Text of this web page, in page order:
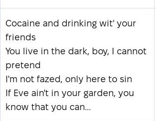
Cocaine and drinking wit' your
friends
You live in the dark, boy, I cannot
pretend
I'm not fazed, only here to sin
If Eve ain't in your garden, you
know that you can...